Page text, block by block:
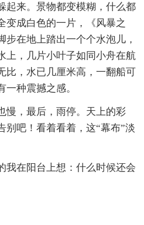
起来。景物都变模糊，什么都
成白色的一片，《风暴之
在地上踏出一个个水泡儿，
上，几片小叶子如同小舟在航
比，水已几厘米高，一翻船可
种震撼之感。
慢，最后，雨停。天上的彩
别吧！看着看着，这“幕布”淡
我在阳台上想：什么时候还会